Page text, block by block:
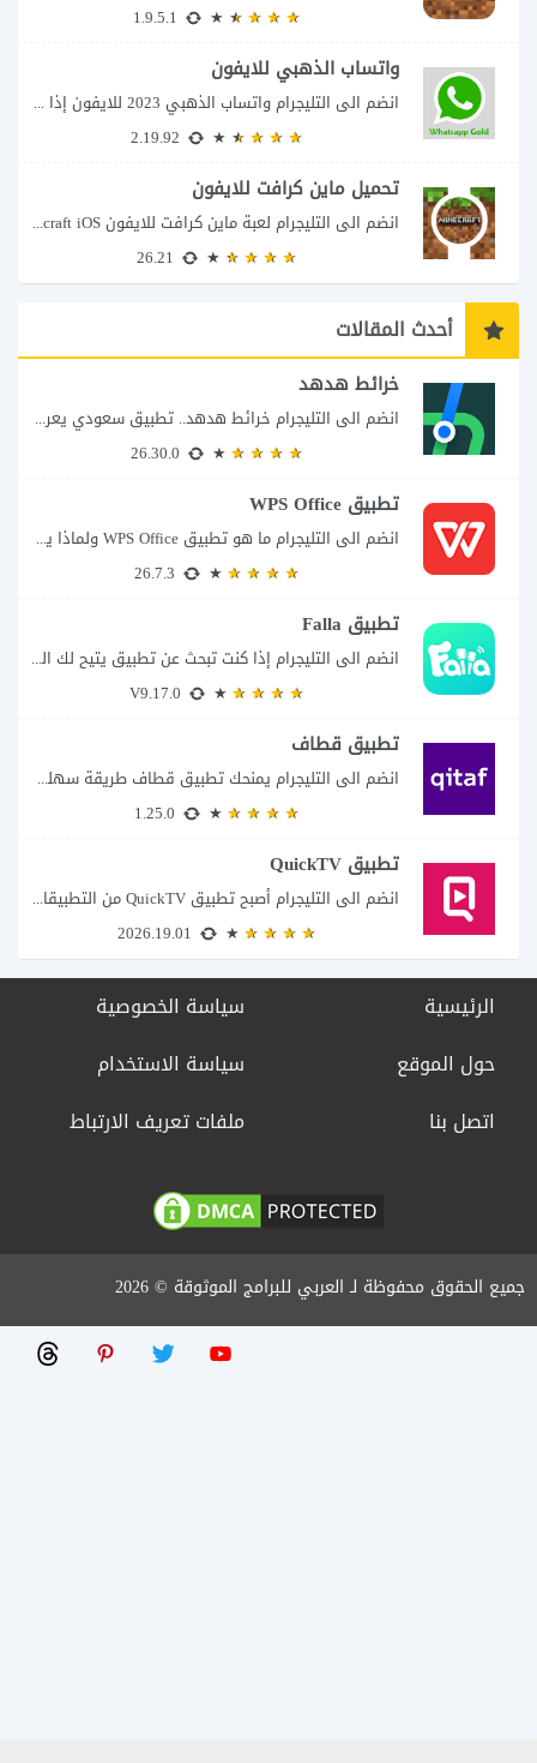
واتساب الذهبي للايفون
انضم الى التليجرام واتساب الذهبي 2023 للايفون إذا كنت تبحث عن واتساب الذهبي للايفون...
تحميل ماين كرافت للايفون
انضم الى التليجرام لعبة ماين كرافت للايفون Minecraft iOS تُعد لعبة Minecraft واحدة من...
أحدث المقالات
خرائط هدهد
انضم الى التليجرام خرائط هدهد.. تطبيق سعودي يعرف تفاصيل الطريق قبل أن تبدأ رحلتك...
تطبيق WPS Office
انضم الى التليجرام ما هو تطبيق WPS Office ولماذا يمكن أن يغنيك عن عدة...
تطبيق Falla
انضم الى التليجرام إذا كنت تبحث عن تطبيق يتيح لك الدخول إلى غرف دردشة...
تطبيق قطاف
انضم الى التليجرام يمنحك تطبيق قطاف طريقة سهلة لمتابعة نقاط المكافآت والاستفادة منها في...
تطبيق QuickTV
انضم الى التليجرام أصبح تطبيق QuickTV من التطبيقات التي تستهدف محبي المسلسلات السريعة، إذ...
الرئيسية
حول الموقع
اتصل بنا
سياسة الخصوصية
سياسة الاستخدام
ملفات تعريف الارتباط
جميع الحقوق محفوظة لـ العربي للبرامج الموثوقة © 2026